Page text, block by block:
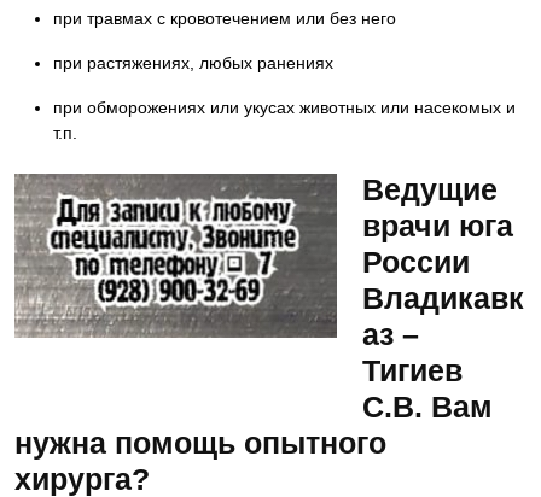
при травмах с кровотечением или без него
при растяжениях, любых ранениях
при обморожениях или укусах животных или насекомых и
т.п.
Ведущие
врачи юга
России
Владикавк
аз –
Тигиев
С.В. Вам
нужна помощь опытного
хирурга?